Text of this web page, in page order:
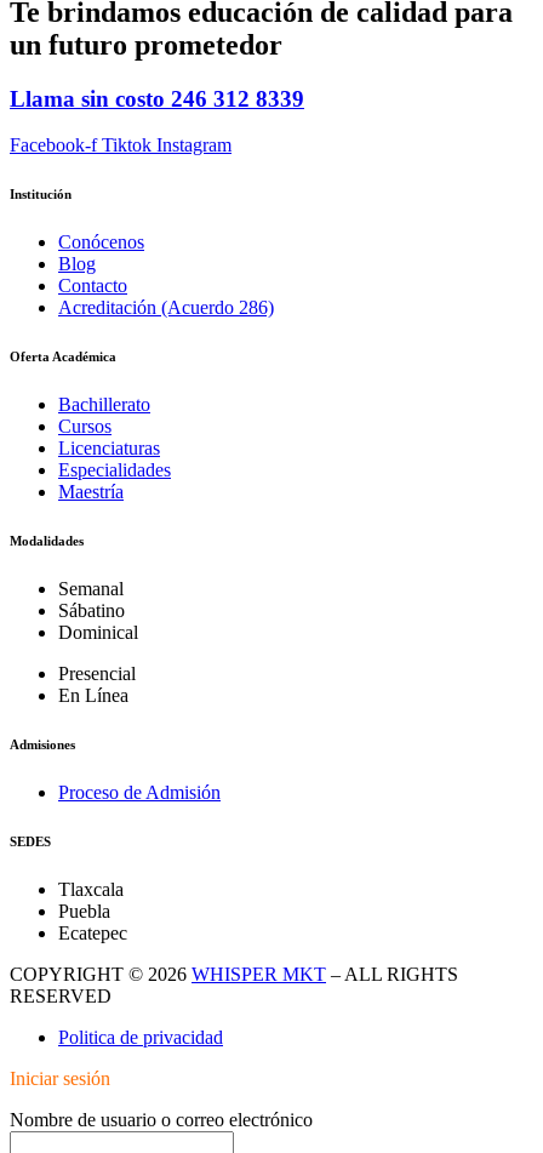
Te brindamos educación de calidad para
un futuro prometedor
Llama sin costo 246 312 8339
Facebook-f Tiktok Instagram
Institución
Conócenos
Blog
Contacto
Acreditación (Acuerdo 286)
Oferta Académica
Bachillerato
Cursos
Licenciaturas
Especialidades
Maestría
Modalidades
Semanal
Sábatino
Dominical
Presencial
En Línea
Admisiones
Proceso de Admisión
SEDES
Tlaxcala
Puebla
Ecatepec
COPYRIGHT © 2026 WHISPER MKT – ALL RIGHTS
RESERVED
Politica de privacidad
Iniciar sesión
Nombre de usuario o correo electrónico